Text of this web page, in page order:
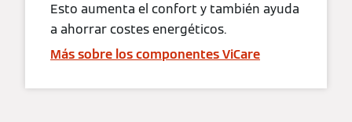
Esto aumenta el confort y también ayuda
a ahorrar costes energéticos.
Más sobre los componentes ViCare